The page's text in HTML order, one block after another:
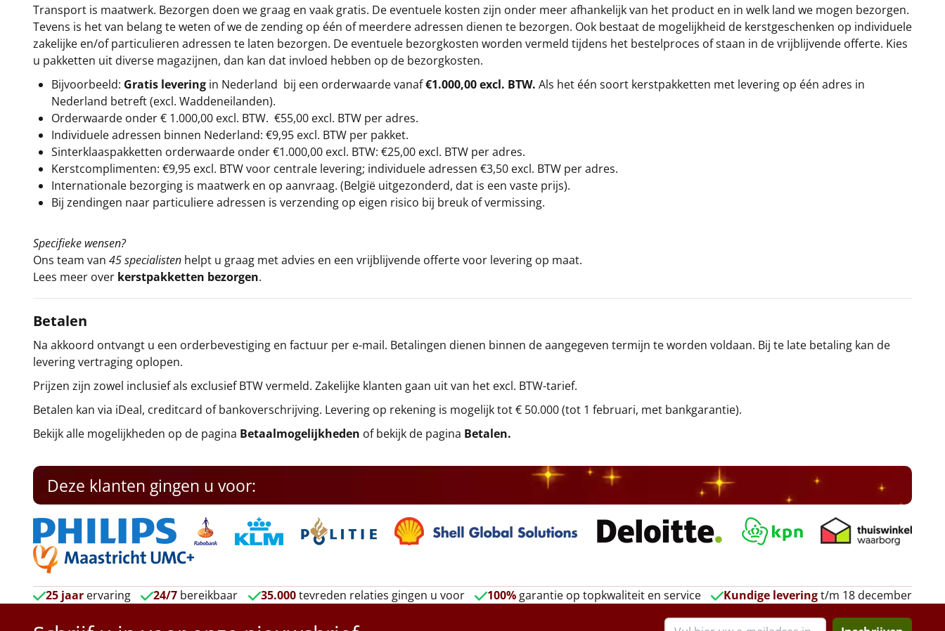
Transport is maatwerk. Bezorgen doen we graag en vaak gratis. De eventuele kosten zijn onder meer afhankelijk van het product en in welk land we mogen bezorgen.
Tevens is het van belang te weten of we de zending op één of meerdere adressen dienen te bezorgen. Ook bestaat de mogelijkheid de kerstgeschenken op individuele
zakelijke en/of particulieren adressen te laten bezorgen. De eventuele bezorgkosten worden vermeld tijdens het bestelproces of staan in de vrijblijvende offerte. Kies
u pakketten uit diverse magazijnen, dan kan dat invloed hebben op de bezorgkosten.
Bijvoorbeeld: Gratis levering in Nederland bij een orderwaarde vanaf€1.000,00 excl. BTW. Als het één soort kerstpakketten met levering op één adres in
Nederland betreft (excl. Waddeneilanden).
Orderwaarde onder € 1.000,00 excl. BTW. €55,00 excl. BTW per adres.
Individuele adressen binnen Nederland: €9,95 excl. BTW per pakket.
Sinterklaaspakketten orderwaarde onder €1.000,00 excl. BTW: €25,00 excl. BTW per adres.
Kerstcomplimenten: €9,95 excl. BTW voor centrale levering; individuele adressen €3,50 excl. BTW per adres.
Internationale bezorging is maatwerk en op aanvraag. (België uitgezonderd, dat is een vaste prijs).
Bij zendingen naar particuliere adressen is verzending op eigen risico bij breuk of vermissing.
Specifieke wensen?
Ons team van 45 specialisten helpt u graag met advies en een vrijblijvende offerte voor levering op maat.
Lees meer over kerstpakketten bezorgen.
Betalen
Na akkoord ontvangt u een orderbevestiging en factuur per e-mail. Betalingen dienen binnen de aangegeven termijn te worden voldaan. Bij te late betaling kan de
levering vertraging oplopen.
Prijzen zijn zowel inclusief als exclusief BTW vermeld. Zakelijke klanten gaan uit van het excl. BTW-tarief.
Betalen kan via iDeal, creditcard of bankoverschrijving. Levering op rekening is mogelijk tot € 50.000 (tot 1 februari, met bankgarantie).
Bekijk alle mogelijkheden op de pagina Betaalmogelijkheden of bekijk de pagina Betalen.
Deze klanten gingen u voor:
25 jaar ervaring 24/7 bereikbaar 35.000tevreden relaties gingen u voor 100%garantie op topkwaliteit en service Kundige leveringt/m 18 december